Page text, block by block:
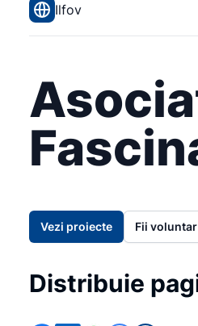
Ilfov
Vezi proiecte Fii voluntar
Distribuie